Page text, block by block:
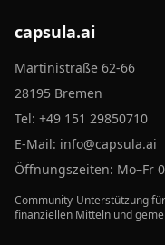
capsula.ai
Martinistraße 62-66
28195 Bremen
Tel: +49 151 29850710
E-Mail: info@capsula.ai
Öffnungszeiten: Mo–Fr
Community-Unterstützung
finanziellen Mitteln und